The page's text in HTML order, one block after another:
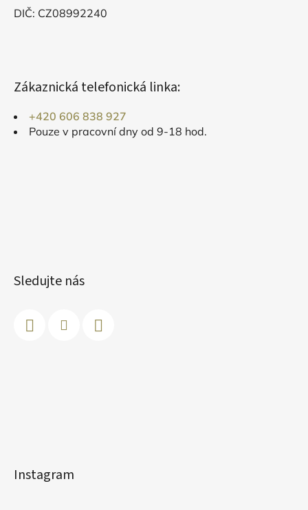
DIČ: CZ08992240
Zákaznická telefonická linka:
+420 606 838 927
Pouze v pracovní dny od 9-18 hod.
Sledujte nás
Instagram